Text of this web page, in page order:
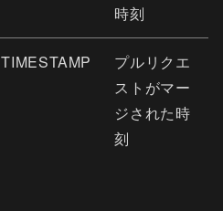
時刻
TIMESTAMP
プルリクエ
ストがマー
ジされた時
刻